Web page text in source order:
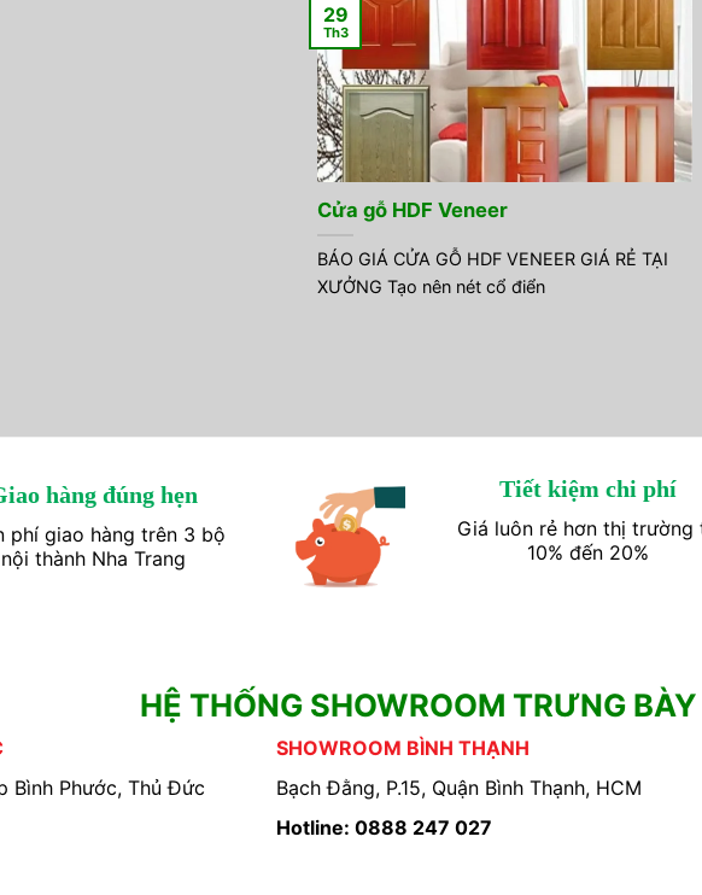
Cửa gỗ HDF Veneer
BÁO GIÁ CỬA GỖ HDF VENEER GIÁ RẺ TẠI
XƯỞNG Tạo nên nét cổ điển
29
Th3
hàng đúng hẹn
phí giao hàng trên 3 bộ
nội thành Nha Trang
Tiết kiệm chi phí
Giá luôn rẻ hơn thị trường
10% đến 20%
HỆ THỐNG SHOWROOM TRƯNG
Bình Phước, Thủ Đức
SHOWROOM BÌNH THẠNH
Bạch Đằng, P.15, Quận Bình Thạnh, HCM
Hotline: 0888 247 027